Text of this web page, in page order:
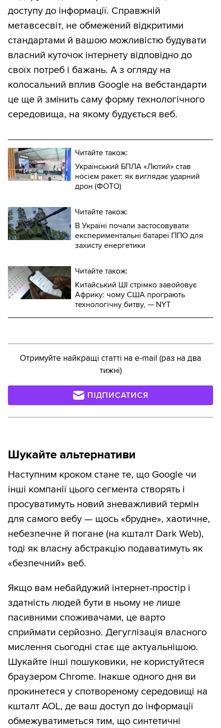
доступу до інформації. Справжній
метавсесвіт, не обмежений відкритими
стандартами й вашою можливістю будувати
власний куточок інтернету відповідно до
своїх потреб і бажань. А з огляду на
колосальний вплив Google на вебстандарти
це ще й змінить саму форму технологічного
середовища, на якому будується веб.
Читайте також:
Український БПЛА «Лютий» став
носієм ракет: як виглядає ударний
дрон (ФОТО)
Читайте також:
В Україні почали застосовувати
експериментальні батареї ППО для
захисту енергетики
Читайте також:
Китайський ШІ стрімко завойовує
Африку: чому США програють
технологічну битву, — NYT
Отримуйте найкращі статті на e-mail (раз на два
тижні)
ПІДПИСАТИСЯ
Шукайте альтернативи
Наступним кроком стане те, що Google чи
інші компанії цього сегмента створять і
просуватимуть новий зневажливий термін
для самого вебу — щось «брудне», хаотичне,
небезпечне й погане (на кшталт Dark Web),
тоді як власну абстракцію подаватимуть як
«безпечний» веб.
Якщо вам небайдужий інтернет-простір і
здатність людей бути в ньому не лише
пасивними споживачами, це варто
сприймати серйозно. Дегуглізація власного
мислення сьогодні стає ще актуальнішою.
Шукайте інші пошуковики, не користуйтеся
браузером Chrome. Інакше одного дня ви
прокинетеся у спотвореному середовищі на
кшталт AOL, де ваш доступ до інформації
обмежуватиметься тим, що синтетичні